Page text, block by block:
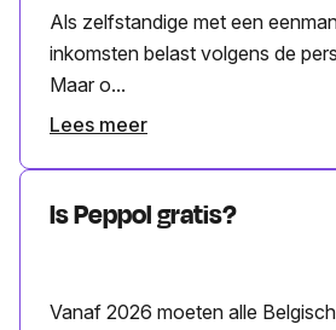
Als zelfstandige met een
inkomsten belast volgens de
Maar o...
Lees meer
Is Peppol gratis?
Vanaf 2026 moeten alle